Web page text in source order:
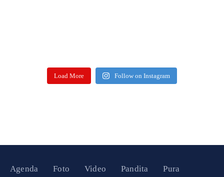
Load More Follow on Instagram
Agenda Foto Video Pandita Pura